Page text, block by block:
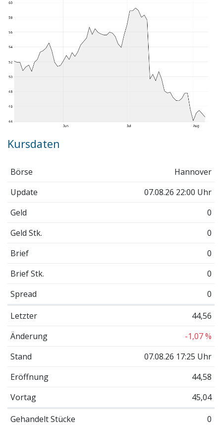
Kursdaten
Börse
Hannover
Update
07.08.26 22:00 Uhr
Geld
0
Geld Stk.
0
Brief
0
Brief Stk.
0
Spread
0
Letzter
44,56
Änderung
-1,07 %
Stand
07.08.26 17:25 Uhr
Eröffnung
44,58
Vortag
45,04
Gehandelt Stücke
0